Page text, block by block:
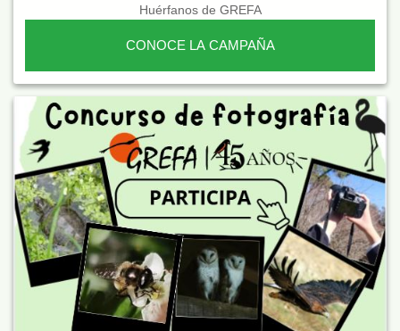
Huérfanos de GREFA
CONOCE LA CAMPAÑA